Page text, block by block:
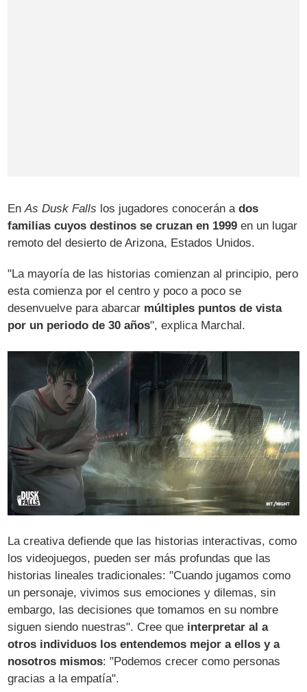
EnAs Dusk Falls los jugadores conocerán ados
familias cuyos destinos se cruzan en 1999 en un lugar
remoto del desierto de Arizona, Estados Unidos.
"La mayoría de las historias comienzan al principio, pero
esta comienza por el centro y poco a poco se
desenvuelve para abarcar múltiples puntos de vista
por un periodo de 30 años", explica Marchal.
La creativa defiende que las historias interactivas, como
los videojuegos, pueden ser más profundas que las
historias lineales tradicionales: "Cuando jugamos como
un personaje, vivimos sus emociones y dilemas, sin
embargo, las decisiones que tomamos en su nombre
siguen siendo nuestras". Cree que interpretar al a
otros individuos los entendemos mejor a ellos y a
nosotros mismos: "Podemos crecer como personas
gracias a la empatía".